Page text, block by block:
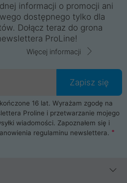
informacji o promocji ani
dostępnego tylko dla
Dołącz teraz do grona
ProLine!
Więcej informacji
Zapisz się
16 lat. Wyrażam zgodę na
Proline i przetwarzanie mojego
wiadomości. Zapoznałem się i
regulaminu newslettera.